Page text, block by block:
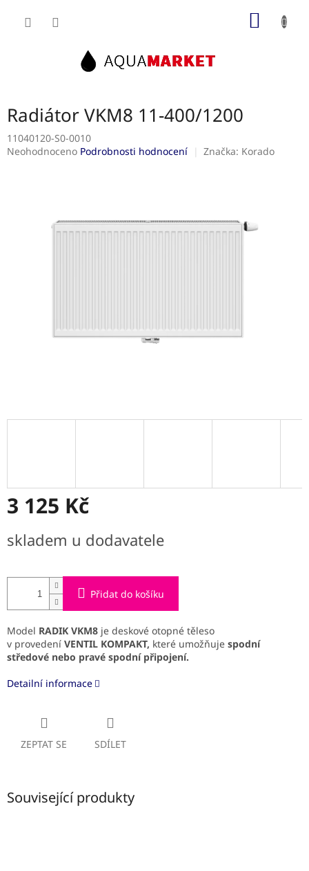
Radiátor VKM8 11-400/1200
11040120-S0-0010
Průměrné
Neohodnoceno Podrobnosti hodnocení Značka: Korado
3 125 Kč
cena:
skladem u dodavatele
Přidat do košíku
Model RADIK VKM8 je deskové otopné těleso
v provedení VENTIL KOMPAKT, které umožňuje spodní
středové nebo pravé spodní připojení.
Detailní informace
ZEPTAT SE SDÍLET
Související produkty